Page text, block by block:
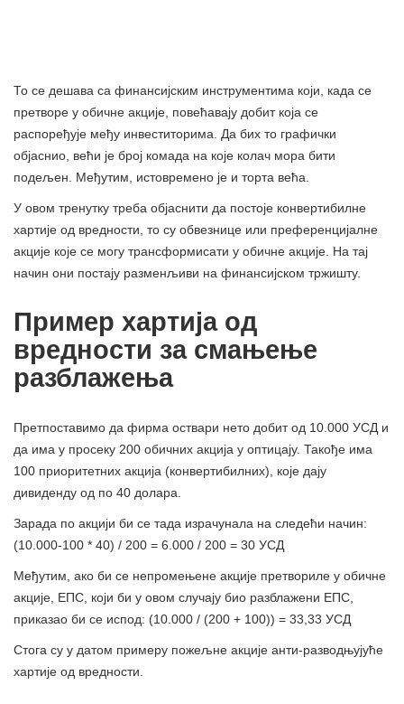
То се дешава са финансијским инструментима који, када се
претворе у обичне акције, повећавају добит која се
распоређује међу инвеститорима. Да бих то графички
објаснио, већи је број комада на које колач мора бити
подељен. Међутим, истовремено је и торта већа.
У овом тренутку треба објаснити да постоје конвертибилне
хартије од вредности, то су обвезнице или преференцијалне
акције које се могу трансформисати у обичне акције. На тај
начин они постају разменљиви на финансијском тржишту.
Пример хартија од
вредности за смањење
разблажења
Претпоставимо да фирма оствари нето добит од 10.000 УСД и
да има у просеку 200 обичних акција у оптицају. Такође има
100 приоритетних акција (конвертибилних), које дају
дивиденду од по 40 долара.
Зарада по акцији би се тада израчунала на следећи начин:
(10.000-100 * 40) / 200 = 6.000 / 200 = 30 УСД
Међутим, ако би се непромењене акције претвориле у обичне
акције, ЕПС, који би у овом случају био разблажени ЕПС,
приказао би се испод: (10.000 / (200 + 100)) = 33,33 УСД
Стога су у датом примеру пожељне акције анти-разводњујуће
хартије од вредности.